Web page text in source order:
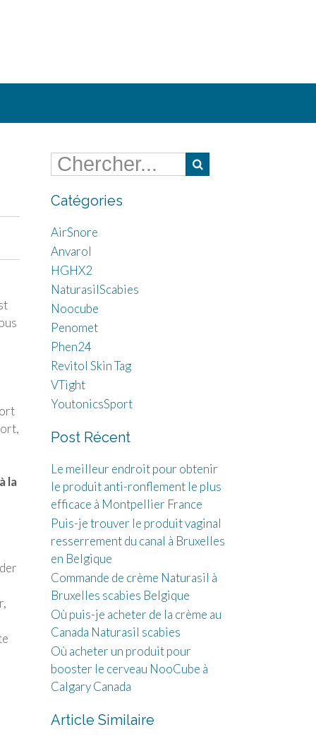
,
la
Catégories
AirSnore
Anvarol
HGHX2
NaturasilScabies
Noocube
Penomet
Phen24
Revitol Skin Tag
VTight
YoutonicsSport
Post Récent
Le meilleur endroit pour obtenir
le produit anti-ronflement le plus
efficace à Montpellier France
Puis-je trouver le produit vaginal
resserrement du canal à Bruxelles
en Belgique
Commande de crème Naturasil à
Bruxelles scabies Belgique
Où puis-je acheter de la crème au
Canada Naturasil scabies
Où acheter un produit pour
booster le cerveau NooCube à
Calgary Canada
Article Similaire